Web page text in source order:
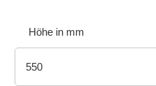
Höhe in mm